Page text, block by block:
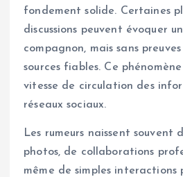
fondement solide. Certaines
discussions peuvent évoquer
compagnon, mais sans
sources fiables. Ce
vitesse de circulation des
réseaux sociaux.
Les rumeurs naissent souvent
photos, de collaborations
même de simples interactions